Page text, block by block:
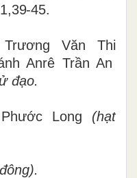
45.
Văn Thi
Anrê Trần An
đạo.
Phước Long (hạt